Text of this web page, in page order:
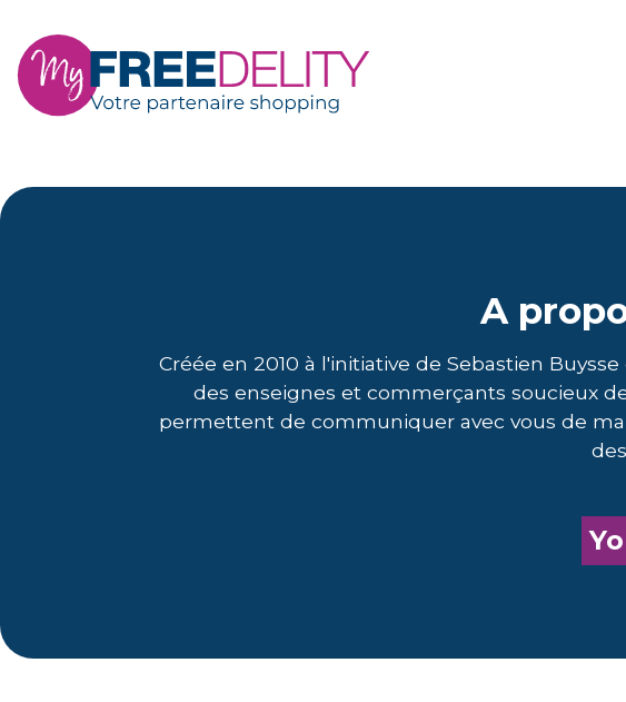
A
Créée en 2010 à l'initiative de Sebastien
des enseignes et commerçants soucieux
permettent de communiquer avec vous de